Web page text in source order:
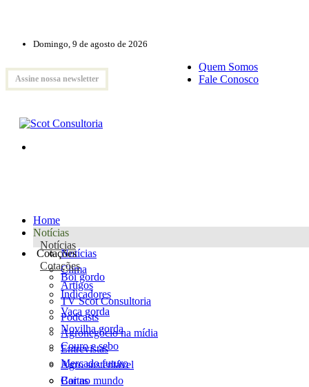
Domingo, 9 de agosto de 2026
Assine nossa newsletter
Quem Somos
Fale Conosco
Home
Notícias
Notícias
Notícias
Clima
Artigos
TV Scot Consultoria
Podcasts
Agronegócio na mídia
Entrevistas
Agro sustentável
Cartas
Cotações
Cotações
Boi gordo
Indicadores
Vaca gorda
Novilha gorda
Couro e sebo
Mercado futuro
Boi no mundo